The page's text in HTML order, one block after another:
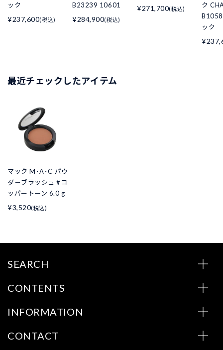
ック
¥237,600(税込)
B23239 10601
¥284,900(税込)
¥271,700(税込)
ク
ック
最近チェックしたアイテム
マック M･A･C パウ
ダ－ブラッシュ #コ
ッパートーン 6.0 g
¥3,520(税込)
SEARCH
CONTENTS
INFORMATION
CONTACT